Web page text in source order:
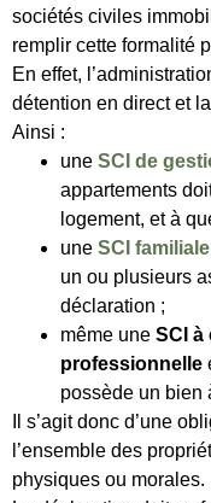
sociétés civiles
remplir cette formalité
En effet,
détention en direct et
Ainsi :
une SCI de
appartements
logement, et à
une SCI familiale
un ou plusieurs
déclaration ;
même une SCI à
professionnelle
possède un bien
Il s’agit donc d’une
l’ensemble des
physiques ou morales.